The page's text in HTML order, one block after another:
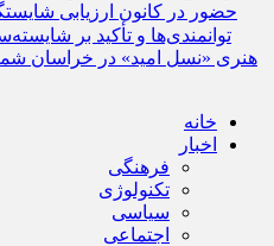
حضور در کانون ارزیابی
توانمندی‌ها و تأکید بر
هنری «نسل امید» در خراسان
خانه
اخبار
فرهنگی
تکنولوژی
سیاسی
اجتماعی